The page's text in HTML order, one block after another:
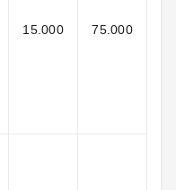
15.000 75.000